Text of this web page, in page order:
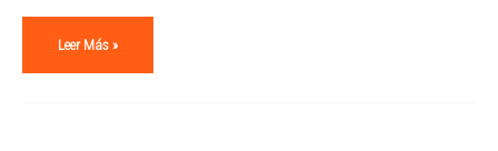
Leer Más »